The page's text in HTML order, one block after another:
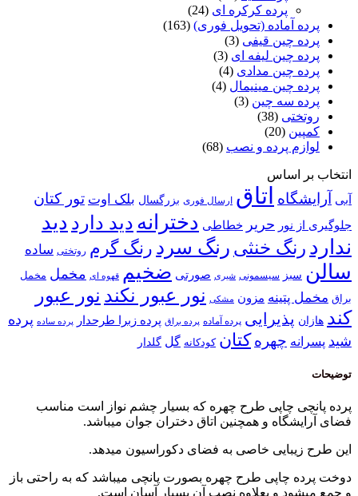
پرده کرکره ای (24)
پرده آماده (تحویل فوری) (163)
پرده چین قیفی (3)
پرده چین لیفه ای (3)
پرده چین مدادی (4)
پرده چین مینیمال (4)
پرده سه چین (3)
روتختی (38)
کمپین (20)
لوازم پرده و نصب (68)
انتخاب بر اساس
آبی آرایشگاهاتاق ارسال فوری بزرگسال بلک اوت تور کتان
جلوگیری از نور حریر خطاطی دخترانهدید دارددید
نداردرنگ خنثی رنگ سردرنگ گرم روتختی ساده
سالن سبز سیسمونی شیری صورتی ضخیم قهوه ای مخمل مخمل
براق مخمل پتینه مزون مشکی نور عبور نکندنور عبور
کند هازان پذیرایی پرده آماده پرده براق پرده زبرا طرحدار پرده ساده پرده
شید پسرانه چهرهکتان کودکانه گل گلدار
توضیحات
پرده پانچی چاپی طرح چهره که بسیار چشم نواز است مناسب
فضای آرایشگاه و همچنین اتاق دختران جوان میباشد.
این طرح زیبایی خاصی به فضای دکوراسیون میدهد.
دوخت پرده چاپی طرح چهره بصورت پانچی میباشد که به راحتی باز
و جمع میشود و بعلاوه نصب آن بسیار آسان است.